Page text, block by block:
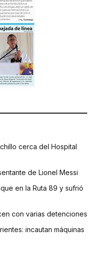
cerca del Hospital
de Lionel Messi
en la Ruta 89 y sufrió
con varias detenciones
incautan máquinas